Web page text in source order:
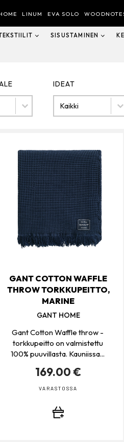
LINUM EVA SOLO
SISUSTAMINEN
ALE
IDEAT
IDEAT
IDEAT
GANT COTTON WAFFLE
THROW TORKKUPEITTO,
MARINE
GANT HOME
Gant Cotton Waffle throw -
torkkupeitto on valmistettu
100% puuvillasta. Kauniissa...
169.00 €
VARASTOSSA